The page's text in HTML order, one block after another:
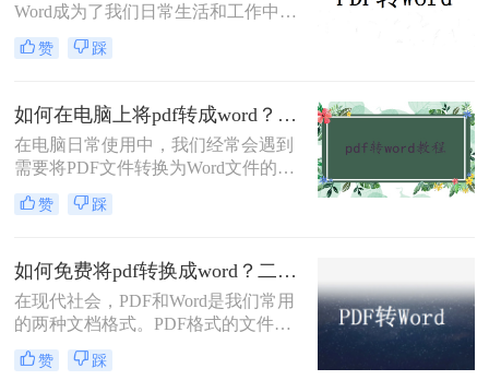
Word成为了我们日常生活和工作中使
用频率最高的文件格式之一。PDF格
式的文件在查看和传阅方面具有很大
和修改时，往往需要将其转化为可编
辑的Word格式。那么，电脑上如何将
pdf转化成word呢？本文将为您提供全
面详细的教程，让您轻松掌握这一技
巧！
赞 踩
如何在电脑上将pdf转成word？分享3种简单方法~！
在电脑日常使用中，我们经常会遇到
需要将PDF文件转换为Word文件的情
况，无论是编辑文本内容还是修改格
式，转换格式对我们的工作来说都是
何在电脑上将pdf转成word，让您轻松
应对各种文档处理需求
赞 踩
如何免费将pdf转换成word？二种方法帮助你解决问题！
在现代社会，PDF和Word是我们常用
的两种文档格式。PDF格式的文件在
传递时具有良好的兼容性和稳定性，
而Word文档则更加灵活和便于编辑。
赞 踩